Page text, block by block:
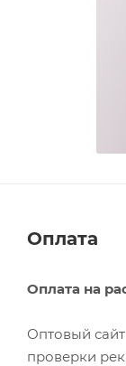
Оплата
Оплата на
Оптовый
проверки